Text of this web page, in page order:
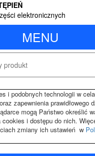
MENU
elektronicznych
i podobnych technologii w
zapewnienia prawidłowego
mogą Państwo określić
cookies i dostępu do nich.
zmiany ich ustawień w